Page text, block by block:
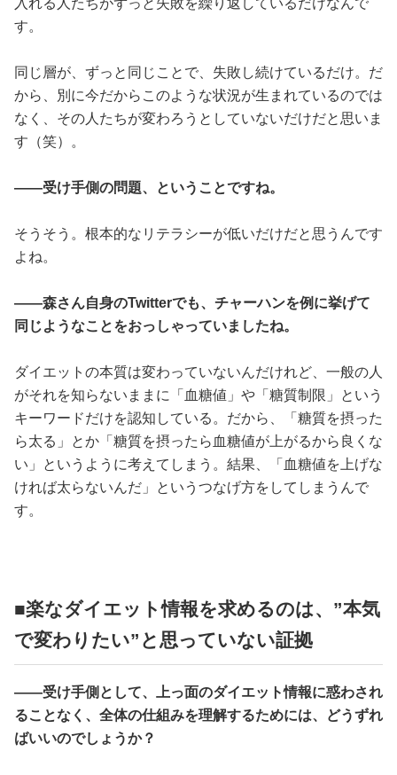
す。
同じ層が、ずっと同じことで、失敗し続けているだけ。だ
から、別に今だからこのような状況が生まれているのでは
なく、その人たちが変わろうとしていないだけだと思いま
す（笑）。
――受け手側の問題、ということですね。
そうそう。根本的なリテラシーが低いだけだと思うんです
よね。
――森さん自身のTwitterでも、チャーハンを例に挙げて
同じようなことをおっしゃっていましたね。
ダイエットの本質は変わっていないんだけれど、一般の人
がそれを知らないままに「血糖値」や「糖質制限」という
キーワードだけを認知している。だから、「糖質を摂った
ら太る」とか「糖質を摂ったら血糖値が上がるから良くな
い」というように考えてしまう。結果、「血糖値を上げな
ければ太らないんだ」というつなげ方をしてしまうんで
す。
■楽なダイエット情報を求めるのは、”本気
で変わりたい”と思っていない証拠
――受け手側として、上っ面のダイエット情報に惑わされ
ることなく、全体の仕組みを理解するためには、どうずれ
ばいいのでしょうか？